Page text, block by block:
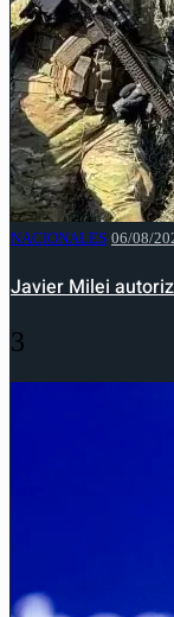
NACIONALES 06/08/
Javier Milei
3